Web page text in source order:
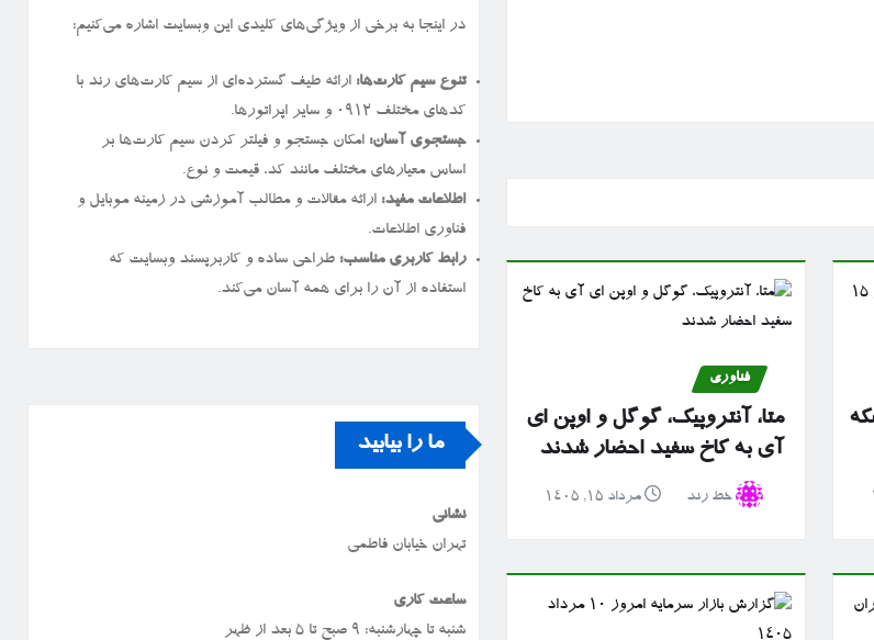
فناوری
متا، آنتروپیک، گوگل و اوپن ای
آی به کاخ سفید احضار شدند
خط رند مرداد ۱۵, ۱۴۰۵
در اینجا به برخی از ویژگی‌های کلیدی این وبسایت اشاره می‌کنیم:
تنوع سیم کارت‌ها: ارائه طیف گسترده‌ای از سیم کارت‌های رند با
کدهای مختلف ۰۹۱۲ و سایر اپراتورها.
جستجوی آسان: امکان جستجو و فیلتر کردن سیم کارت‌ها بر
اساس معیارهای مختلف مانند کد، قیمت و نوع.
اطلاعات مفید: ارائه مقالات و مطالب آموزشی در زمینه موبایل و
فناوری اطلاعات.
رابط کاربری مناسب: طراحی ساده و کاربرپسند وبسایت که
استفاده از آن را برای همه آسان می‌کند.
ما را بیابید
نشانی
تهران خیابان فاطمی
ساعت کاری
شنبه تا چهارشنبه: ۹ صبح تا ۵ بعد از ظهر